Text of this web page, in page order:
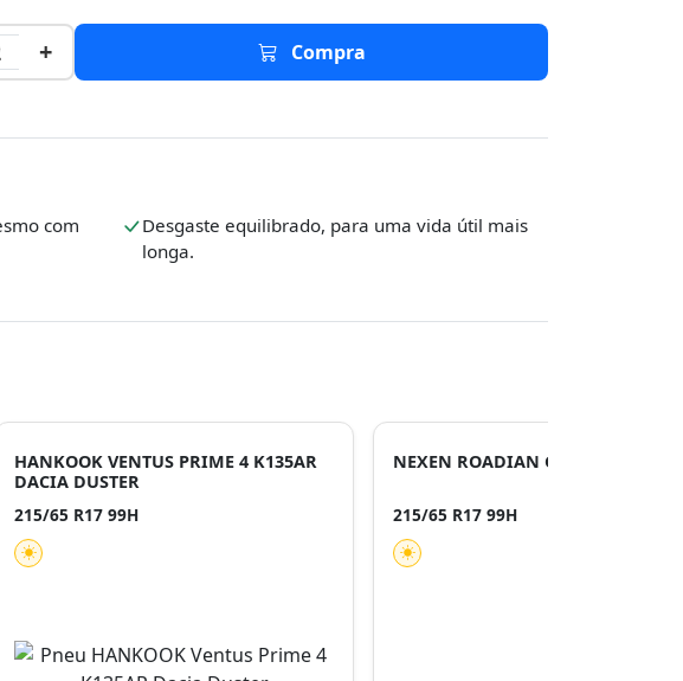
+ Compra
com
Desgaste equilibrado, para uma vida útil mais
longa.
HANKOOK VENTUS PRIME 4 K135AR
DACIA DUSTER
215/65 R17 99H
NEXEN ROADIAN GTX EV
215/65 R17 99H